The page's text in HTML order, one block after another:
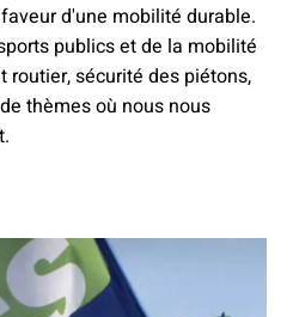
d'une mobilité durable.
publics et de la mobilité
routier, sécurité des piétons,
thèmes où nous nous